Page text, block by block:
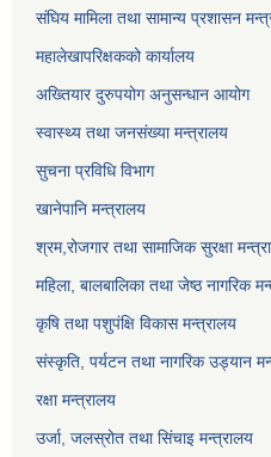
संघिय मामिला तथा सामान्य प्रशासन
महालेखापरिक्षकको कार्यालय
अख्तियार दुरुपयोग अनुसन्धान आयोग
स्वास्थ्य तथा जनसंख्या मन्त्रालय
सुचना प्रविधि विभाग
खानेपानि मन्त्रालय
श्रम,रोजगार तथा सामाजिक सुरक्षा
महिला, बालबालिका तथा जेष्ठ नागरिक
कृषि तथा पशुपंक्षि विकास मन्त्रालय
संस्कृति, पर्यटन तथा नागरिक उड्‍यान
रक्षा मन्त्रालय
उर्जा, जलस्रोत तथा सिंचाइ मन्त्रालय